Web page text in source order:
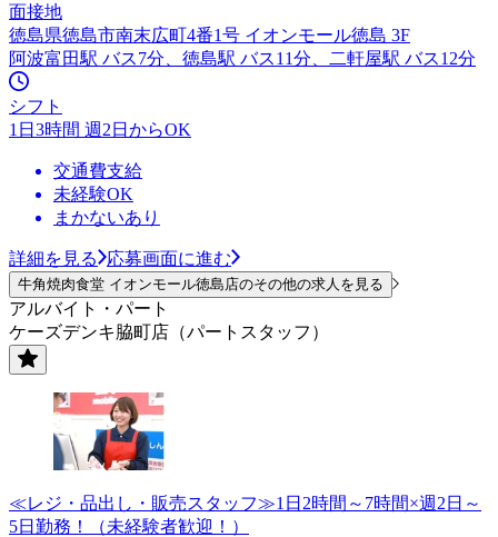
面接地
徳島県徳島市南末広町4番1号 イオンモール徳島 3F
阿波富田駅 バス7分、徳島駅 バス11分、二軒屋駅 バス12分
シフト
1日3時間 週2日からOK
交通費支給
未経験OK
まかないあり
詳細を見る 応募画面に進む
牛角焼肉食堂 イオンモール徳島店のその他の求人を見る
アルバイト・パート
ケーズデンキ脇町店（パートスタッフ）
≪レジ・品出し・販売スタッフ≫1日2時間～7時間×週2日～
5日勤務！（未経験者歓迎！）